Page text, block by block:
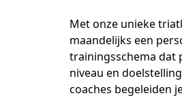
Met onze unieke
maandelijks een
trainingsschema dat
niveau en
coaches begeleiden